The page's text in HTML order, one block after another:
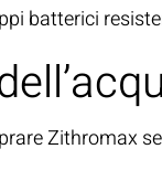
batterici
Zithromax